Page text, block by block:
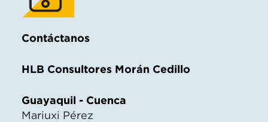
Contáctanos
HLB Consultores Morán Cedillo
Guayaquil - Cuenca
Mariuxi Pérez